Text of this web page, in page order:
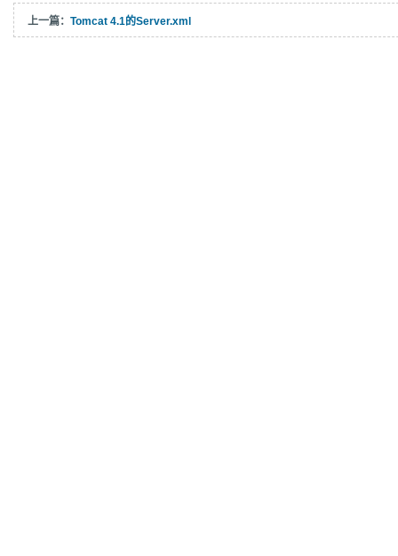
上一篇： Tomcat 4.1的Server.xml